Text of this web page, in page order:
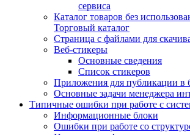
сервиса
Каталог товаров без
Торговый каталог
Страница с файлами для
Веб-стикеры
Основные сведения
Список стикеров
Приложения для публикации в
Основные задачи менеджера
Типичные ошибки при работе с
Информационные блоки
Ошибки при работе со